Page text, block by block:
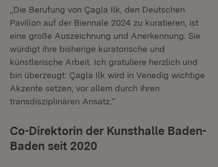
„Die Berufung von Çagla Ilk, den Deutschen
Pavillon auf der Biennale 2024 zu kuratieren, ist
eine große Auszeichnung und Anerkennung. Sie
würdigt ihre bisherige kuratorische und
künstlerische Arbeit. Ich gratuliere herzlich und
bin überzeugt: Çagla Ilk wird in Venedig wichtige
Akzente setzen, vor allem durch ihren
transdisziplinären Ansatz.“
Co-Direktorin der Kunsthalle Baden-
Baden seit 2020